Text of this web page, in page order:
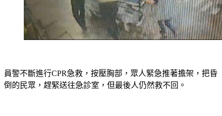
員警不斷進行CPR急救，按壓胸部，眾人緊急推著擔架，把昏
倒的民眾，趕緊送往急診室，但最後人仍然救不回。